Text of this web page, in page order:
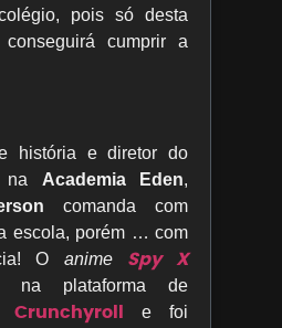
pois só desta
conseguirá cumprir a
história e diretor do
Academia Eden,
comanda com
escola, porém … com
O anime
Spy X
plataforma de
Crunchyroll e foi